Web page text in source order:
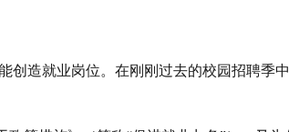
造就业岗位。在刚刚过去的校园招聘季